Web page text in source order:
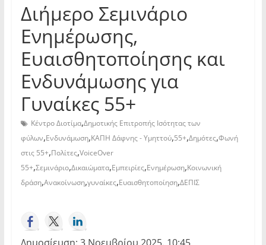
Διήμερο Σεμινάριο
Ενημέρωσης,
Ευαισθητοποίησης και
Ενδυνάμωσης για
Γυναίκες 55+
Κέντρο Διοτίμα,Δημοτικής Επιτροπής Ισότητας των
φύλων,Ενδυνάμωση,ΚΑΠΗ Δάφνης - Υμηττού,55+,Δημότες,Φωνή
στις 55+,Πολίτες,VoiceOver
55+,Σεμινάριο,Δικαιώματα,Εμπειρίες,Ενημέρωση,Κοινωνική
δράση,Ανακοίνωση,γυναίκες,Ευαισθητοποίηση,ΔΕΠΙΣ